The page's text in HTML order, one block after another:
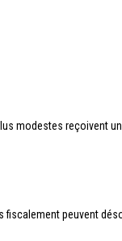
modestes reçoivent
fiscalement peuvent